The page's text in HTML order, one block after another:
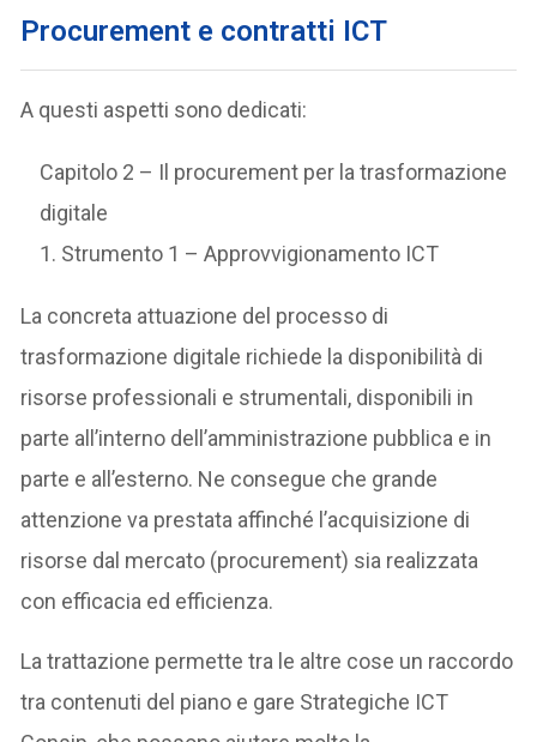
Procurement e contratti ICT
A questi aspetti sono dedicati:
Capitolo 2 – Il procurement per la trasformazione
digitale
1. Strumento 1 – Approvvigionamento ICT
La concreta attuazione del processo di
trasformazione digitale richiede la disponibilità di
risorse professionali e strumentali, disponibili in
parte all’interno dell’amministrazione pubblica e in
parte e all’esterno. Ne consegue che grande
attenzione va prestata affinché l’acquisizione di
risorse dal mercato (procurement) sia realizzata
con efficacia ed efficienza.
La trattazione permette tra le altre cose un raccordo
tra contenuti del piano e gare Strategiche ICT